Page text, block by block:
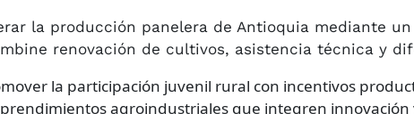
la producción panelera de Antioquia mediante
renovación de cultivos, asistencia técnica y
la participación juvenil rural con incentivos
agroindustriales que integren